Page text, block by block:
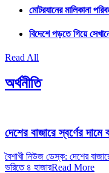
মোটরযানের মালিকানা
বিদেশে পড়তে গিয়ে
Read All
অর্থনীতি
দেশের বাজারে স্বর্ণের
বৈশাখী নিউজ ডেস্ক: দেশের
ভরিতে ৪ হাজারRead More